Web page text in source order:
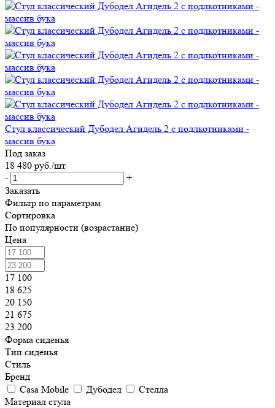
Стул классический Дубодел Агидель 2 с подлкотниками -
массив бука
Под заказ
18 480 руб./шт
-
+
Заказать
Фильтр по параметрам
Сортировка
По популярности (возрастание)
Цена
17 100
18 625
20 150
21 675
23 200
Форма сиденья
Тип сиденья
Стиль
Бренд
Casa Mobile
Дубодел
Стелла
Материал стула